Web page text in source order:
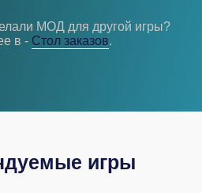
МОД для другой игры?
в - Cтол заказов.
игры